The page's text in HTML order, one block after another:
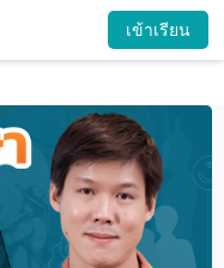
เข้าเรียน